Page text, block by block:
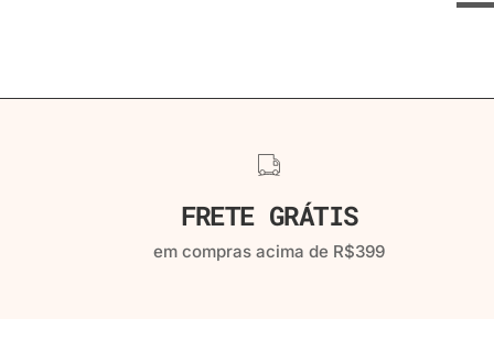
FRETE GRÁTIS
em compras acima de R$399